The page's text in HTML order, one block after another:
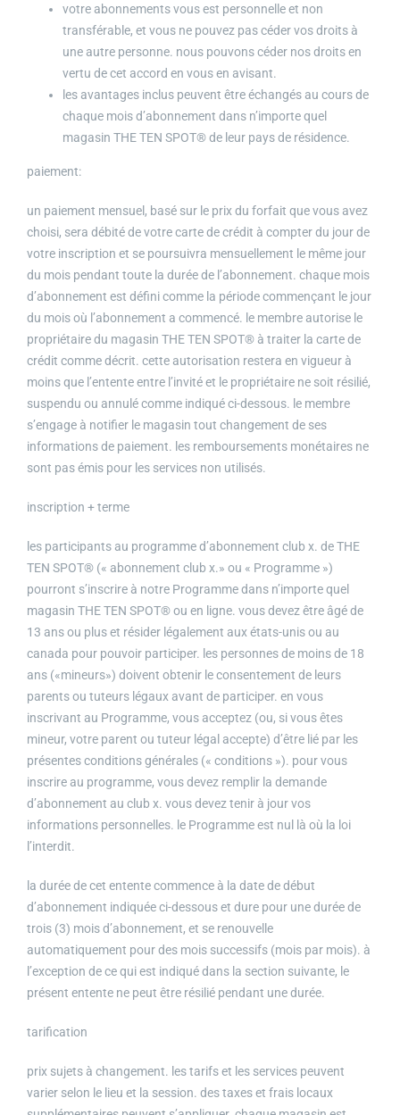
votre abonnements vous est personnelle et non
transférable, et vous ne pouvez pas céder vos droits à
une autre personne. nous pouvons céder nos droits en
vertu de cet accord en vous en avisant.
les avantages inclus peuvent être échangés au cours de
chaque mois d’abonnement dans n’importe quel
magasin THE TEN SPOT® de leur pays de résidence.
paiement:
un paiement mensuel, basé sur le prix du forfait que vous avez
choisi, sera débité de votre carte de crédit à compter du jour de
votre inscription et se poursuivra mensuellement le même jour
du mois pendant toute la durée de l’abonnement. chaque mois
d’abonnement est défini comme la période commençant le jour
du mois où l’abonnement a commencé. le membre autorise le
propriétaire du magasin THE TEN SPOT® à traiter la carte de
crédit comme décrit. cette autorisation restera en vigueur à
moins que l’entente entre l’invité et le propriétaire ne soit résilié,
suspendu ou annulé comme indiqué ci-dessous. le membre
s’engage à notifier le magasin tout changement de ses
informations de paiement. les remboursements monétaires ne
sont pas émis pour les services non utilisés.
inscription + terme
les participants au programme d’abonnement club x. de THE
TEN SPOT® (« abonnement club x.» ou « Programme »)
pourront s’inscrire à notre Programme dans n’importe quel
magasin THE TEN SPOT® ou en ligne. vous devez être âgé de
13 ans ou plus et résider légalement aux états-unis ou au
canada pour pouvoir participer. les personnes de moins de 18
ans («mineurs») doivent obtenir le consentement de leurs
parents ou tuteurs légaux avant de participer. en vous
inscrivant au Programme, vous acceptez (ou, si vous êtes
mineur, votre parent ou tuteur légal accepte) d’être lié par les
présentes conditions générales (« conditions »). pour vous
inscrire au programme, vous devez remplir la demande
d’abonnement au club x. vous devez tenir à jour vos
informations personnelles. le Programme est nul là où la loi
l’interdit.
la durée de cet entente commence à la date de début
d’abonnement indiquée ci-dessous et dure pour une durée de
trois (3) mois d’abonnement, et se renouvelle
automatiquement pour des mois successifs (mois par mois). à
l’exception de ce qui est indiqué dans la section suivante, le
présent entente ne peut être résilié pendant une durée.
tarification
prix sujets à changement. les tarifs et les services peuvent
varier selon le lieu et la session. des taxes et frais locaux